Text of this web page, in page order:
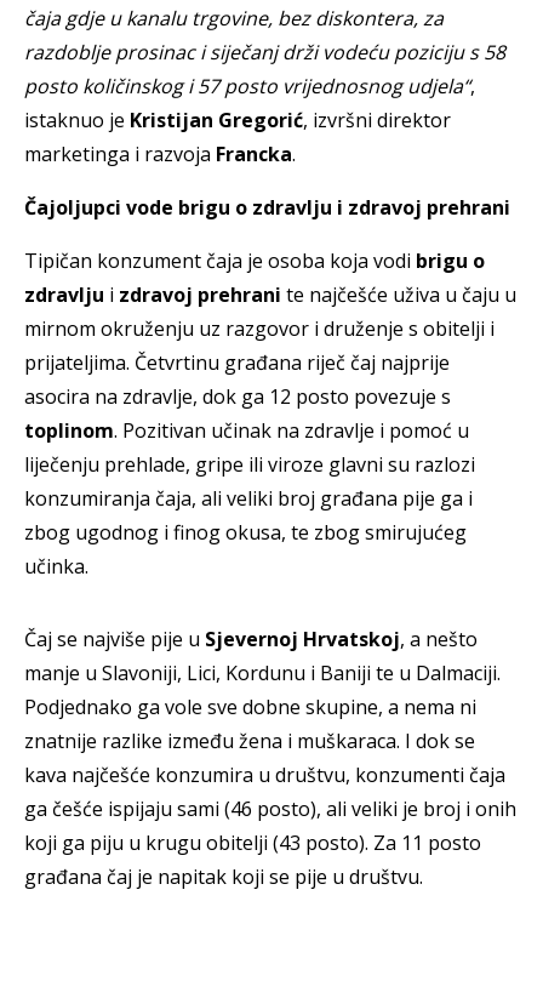
čaja gdje u kanalu trgovine, bez diskontera, za
razdoblje prosinac i siječanj drži vodeću poziciju s 58
posto količinskog i 57 posto vrijednosnog udjela“,
istaknuo je Kristijan Gregorić, izvršni direktor
marketinga i razvoja Francka.
Čajoljupci vode brigu o zdravlju i zdravoj prehrani
Tipičan konzument čaja je osoba koja vodi brigu o
zdravlju i zdravoj prehrani te najčešće uživa u čaju u
mirnom okruženju uz razgovor i druženje s obitelji i
prijateljima. Četvrtinu građana riječ čaj najprije
asocira na zdravlje, dok ga 12 posto povezuje s
toplinom. Pozitivan učinak na zdravlje i pomoć u
liječenju prehlade, gripe ili viroze glavni su razlozi
konzumiranja čaja, ali veliki broj građana pije ga i
zbog ugodnog i finog okusa, te zbog smirujućeg
učinka.
Čaj se najviše pije u Sjevernoj Hrvatskoj, a nešto
manje u Slavoniji, Lici, Kordunu i Baniji te u Dalmaciji.
Podjednako ga vole sve dobne skupine, a nema ni
znatnije razlike između žena i muškaraca. I dok se
kava najčešće konzumira u društvu, konzumenti čaja
ga češće ispijaju sami (46 posto), ali veliki je broj i onih
koji ga piju u krugu obitelji (43 posto). Za 11 posto
građana čaj je napitak koji se pije u društvu.